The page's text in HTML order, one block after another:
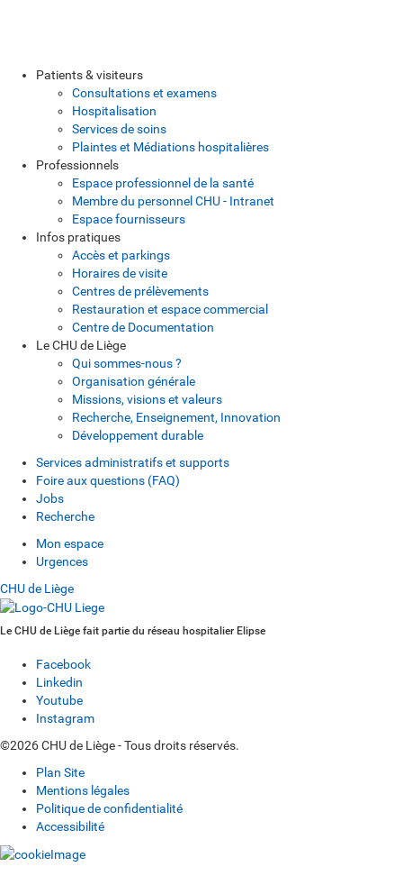
Patients & visiteurs
Consultations et examens
Hospitalisation
Services de soins
Plaintes et Médiations hospitalières
Professionnels
Espace professionnel de la santé
Membre du personnel CHU - Intranet
Espace fournisseurs
Infos pratiques
Accès et parkings
Horaires de visite
Centres de prélèvements
Restauration et espace commercial
Centre de Documentation
Le CHU de Liège
Qui sommes-nous ?
Organisation générale
Missions, visions et valeurs
Recherche, Enseignement, Innovation
Développement durable
Services administratifs et supports
Foire aux questions (FAQ)
Jobs
Recherche
Mon espace
Urgences
CHU de Liège
Le CHU de Liège fait partie du réseau hospitalier Elipse
Facebook
Linkedin
Youtube
Instagram
©2026 CHU de Liège - Tous droits réservés.
Plan Site
Mentions légales
Politique de confidentialité
Accessibilité